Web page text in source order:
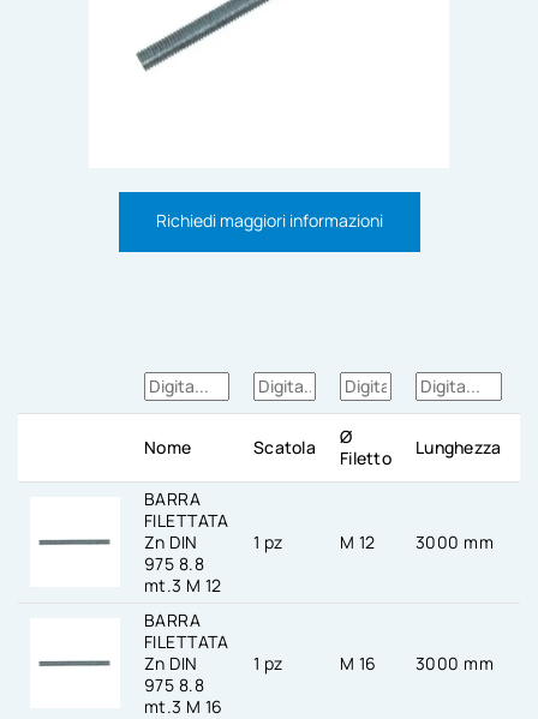
Richiedi maggiori informazioni
Nome Scatola
Ø
Filetto
Lunghezza
BARRA
FILETTATA
Zn DIN
975 8.8
mt.3 M 12
1 pz M 12 3000 mm
BARRA
FILETTATA
Zn DIN
975 8.8
mt.3 M 16
1 pz M 16 3000 mm